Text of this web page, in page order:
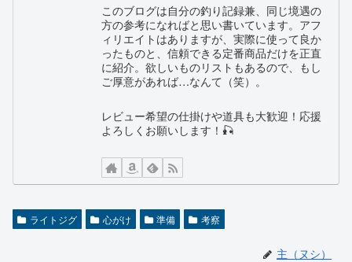
このブログは自分の釣り記録兼、同じ境遇の
方の参考になればと思い書いています。アフ
ィリエイトはありますが、実際に使って良か
ったものと、信頼できる定番商品だけを正直
に紹介。欲しいものリストもあるので、もし
ご厚意があれば…なんて（笑）。
レビュー希望の仕掛けや道具も大歓迎！応援
よろしくお願いします！🎣
ライトジグ 心がけ 準備 考察
主（ヌシ）